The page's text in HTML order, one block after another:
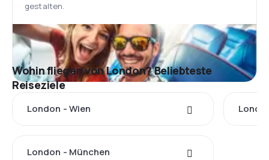
gestalten.
Wohin fliegen von London? Beliebteste
Reiseziele
London - Wien
London - München